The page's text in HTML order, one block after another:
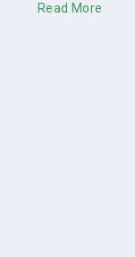
Read More